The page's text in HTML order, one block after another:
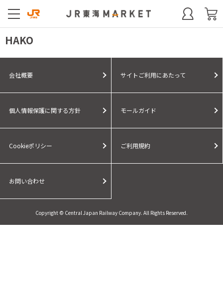
HAKO
会社概要 サイトご利用にあたって
個人情報保護に関する方針 モールガイド
Cookieポリシー ご利用規約
お問い合わせ
Copyright © Central Japan Railway Company. All Rights Reserved.